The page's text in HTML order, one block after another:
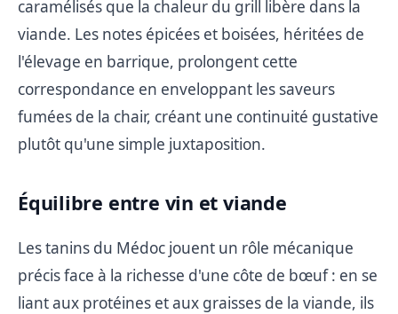
caramélisés que la chaleur du grill libère dans la
viande. Les notes épicées et boisées, héritées de
l'élevage en barrique, prolongent cette
correspondance en enveloppant les saveurs
fumées de la chair, créant une continuité gustative
plutôt qu'une simple juxtaposition.
Équilibre entre vin et viande
Les tanins du Médoc jouent un rôle mécanique
précis face à la richesse d'une côte de bœuf : en se
liant aux protéines et aux graisses de la viande, ils